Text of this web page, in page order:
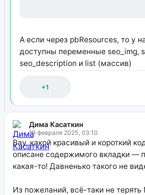
А если через pbResources, то у
доступны переменные seo_img,
seo_description и list (массив)
+1
Дима Касаткин
19 февраля 2025, 03:10
Вау, какой красивый и короткий
описане содержимого вкладки —
какая-то! Давненько такого не
Из пожеланий, всё-таки не терять